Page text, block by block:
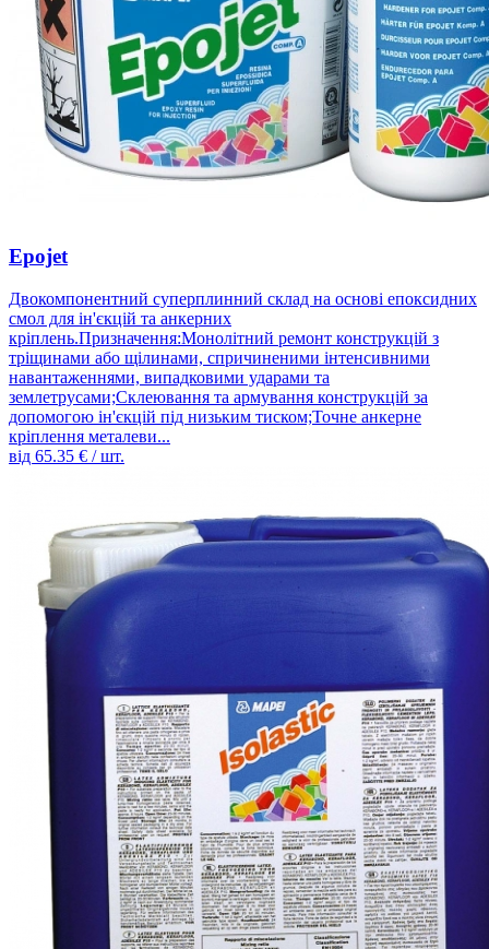
Epojet
Двокомпонентний суперплинний склад на основі епоксидних
смол для ін'єкцій та анкерних
кріплень.Призначення:Монолітний ремонт конструкцій з
тріщинами або щілинами, спричиненими інтенсивними
навантаженнями, випадковими ударами та
землетрусами;Склеювання та армування конструкцій за
допомогою ін'єкцій під низьким тиском;Точне анкерне
кріплення металеви...
від 65.35 € / шт.